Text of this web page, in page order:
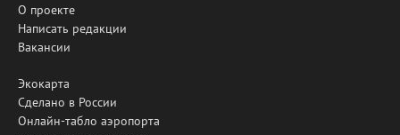
О проекте
Написать редакции
Вакансии
Экокарта
Сделано в России
Онлайн-табло аэропорта